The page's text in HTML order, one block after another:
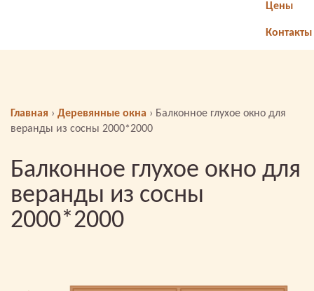
Цены
Контакты
Главная › Деревянные окна › Балконное глухое окно для
веранды из сосны 2000*2000
Балконное глухое окно для
веранды из сосны
2000*2000